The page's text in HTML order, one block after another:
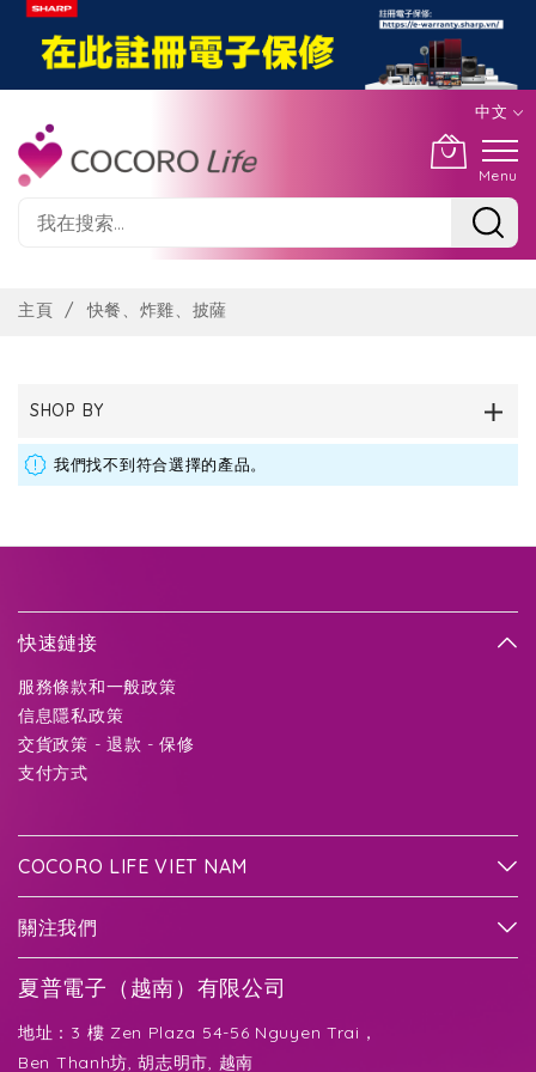
中文
Menu
Content
主頁 快餐、炸雞、披薩
SHOP BY
我們找不到符合選擇的產品。
快速鏈接
服務條款和一般政策
信息隱私政策
交貨政策 - 退款 - 保修
支付方式
COCORO LIFE VIET NAM
關注我們
夏普電子（越南）有限公司
地址：3 樓 Zen Plaza 54-56 Nguyen Trai，
Ben Thanh坊, 胡志明市, 越南